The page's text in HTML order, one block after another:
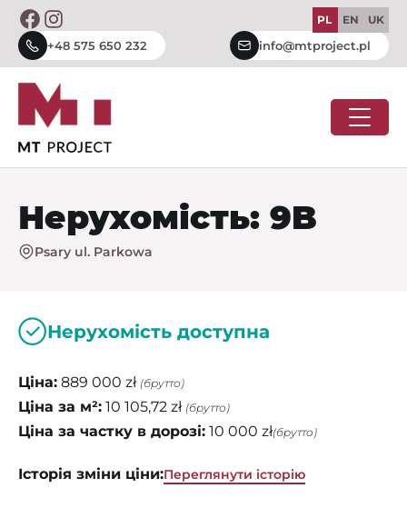
Skip
content+48 575 650 232 info@mtproject.pl
PL EN UK
Нерухомість: 9B
Psary ul. Parkowa
Нерухомість доступна
Ціна: 889 000 zł (брутто)
Ціна за м²: 10 105,72 zł (брутто)
Ціна за частку в дорозі: 10 000 zł(брутто)
Історія зміни ціни:Переглянути історію